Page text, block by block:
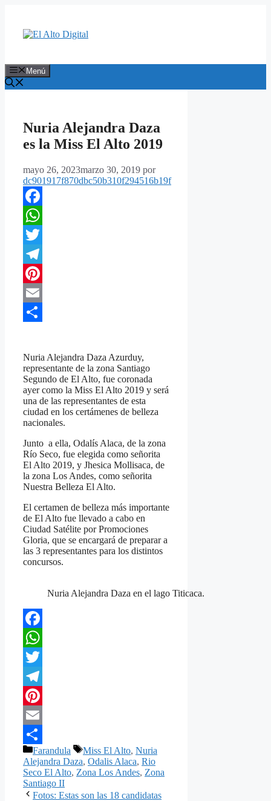
contenido
Menú
Nuria Alejandra Daza
es la Miss El Alto 2019
mayo 26, 2023marzo 30, 2019 por
dc901917f870dbc50b310f294516b19f
Facebook
WhatsApp
Twitter
Telegram
Pinterest
Email
Nuria Alejandra Daza Azurduy,
representante de la zona Santiago
Segundo de El Alto, fue coronada
ayer como la Miss El Alto 2019 y será
una de las representantes de esta
ciudad en los certámenes de belleza
nacionales.
Junto a ella, Odalís Alaca, de la zona
Río Seco, fue elegida como señorita
El Alto 2019, y Jhesica Mollisaca, de
la zona Los Andes, como señorita
Nuestra Belleza El Alto.
El certamen de belleza más importante
de El Alto fue llevado a cabo en
Ciudad Satélite por Promociones
Gloria, que se encargará de preparar a
las 3 representantes para los distintos
concursos.
Nuria Alejandra Daza en el lago Titicaca.
Facebook
WhatsApp
Twitter
Telegram
Pinterest
Email
Compartir
Categorías
Farandula Etiquetas
Miss El Alto, Nuria
Alejandra Daza, Odalis Alaca, Rio
Seco El Alto, Zona Los Andes, Zona
Santiago II
Fotos: Estas son las 18 candidatas